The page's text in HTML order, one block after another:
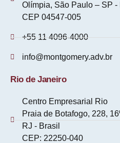
Olímpia, São Paulo – SP -
CEP 04547-005
+55 11 4096-4000
info@montgomery.adv.br
Rio de Janeiro
Centro Empresarial Rio
Praia de Botafogo, 228,
RJ - Brasil
CEP: 22250-040